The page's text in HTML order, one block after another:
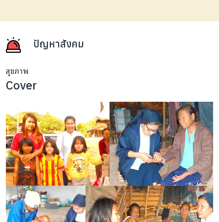
ปัญหาสังคม
สุขภาพ
Cover